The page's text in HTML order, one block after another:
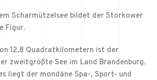
Scharmützelsee bildet der Storkower
Figur.
12,8 Quadratkilometern ist der
zweitgrößte See im Land Brandenburg.
liegt der mondäne Spa-, Sport- und